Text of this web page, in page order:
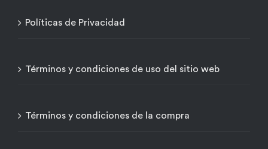
Políticas de Privacidad
Términos y condiciones de uso del sitio web
Términos y condiciones de la compra